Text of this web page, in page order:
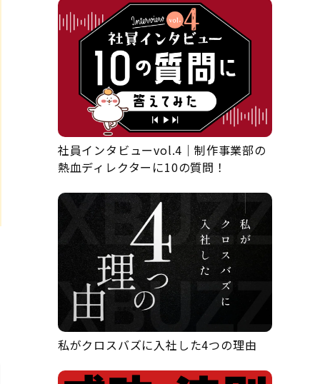
社員インタビューvol.4｜制作事業部の
熱血ディレクターに10の質問！
私がクロスバズに入社した4つの理由